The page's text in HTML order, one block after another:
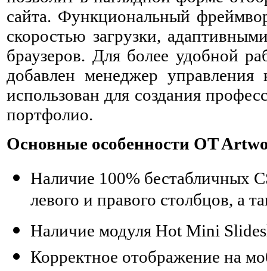
сайта. Функциональный
скоростью загрузки,
браузеров. Для более удобной
добавлен менеджер
использован для создания
портфолио.
Основные особенности OT
Наличие 100% бестабличных
левого и правого столбцов, а
Наличие модуля Hot Mini
Корректное отображение на